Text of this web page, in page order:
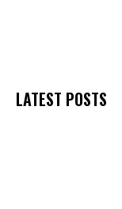
LATEST POSTS